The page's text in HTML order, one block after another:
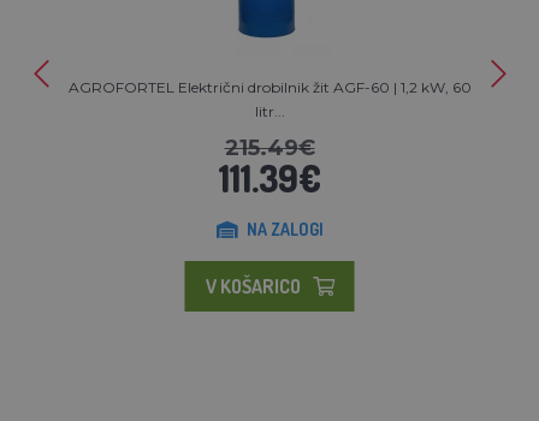
AGROFORTEL Električni drobilnik žit AGF-60 | 1,2 kW, 60
litr...
215.49€
111.39€
NA ZALOGI
V KOŠARICO